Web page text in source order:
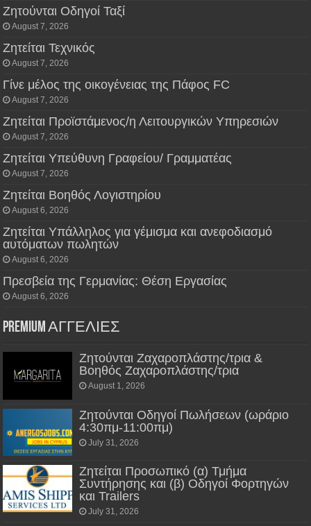
Ζητούνται Οδηγοί Ταξί
August 7, 2026
Ζητείται Τεχνικός
August 7, 2026
Γίνε μέλος της οικογένειας της Πάφος FC
August 7, 2026
Ζητείται Προϊστάμενος/η Λειτουργικών Υπηρεσιών
August 7, 2026
Ζητείται Υπεύθυνη Γραφείου/ Γραμματέας
August 7, 2026
Ζητείται Βοηθός Λογιστηρίου
August 6, 2026
Ζητείται Υπάλληλος για γέμισμα και ανεφοδιασμό
αυτόματων πωλητών
August 6, 2026
Πρεσβεία της Γερμανίας: Θέση Εργασίας
August 6, 2026
PREMIUM ΑΓΓΕΛΙΕΣ
Ζητούνται Ζαχαροπλάστης/τρια &
Βοηθός Ζαχαροπλάστης/τρια
August 1, 2026
Ζητούνται Οδηγοί Πωλήσεων (ωράριο
4:30πμ-11:00πμ)
July 31, 2026
Ζητείται Προσωπικό (α) Τμήμα
Συντήρησης και (β) Οδηγοί Φορτηγών
και Trailers
July 31, 2026